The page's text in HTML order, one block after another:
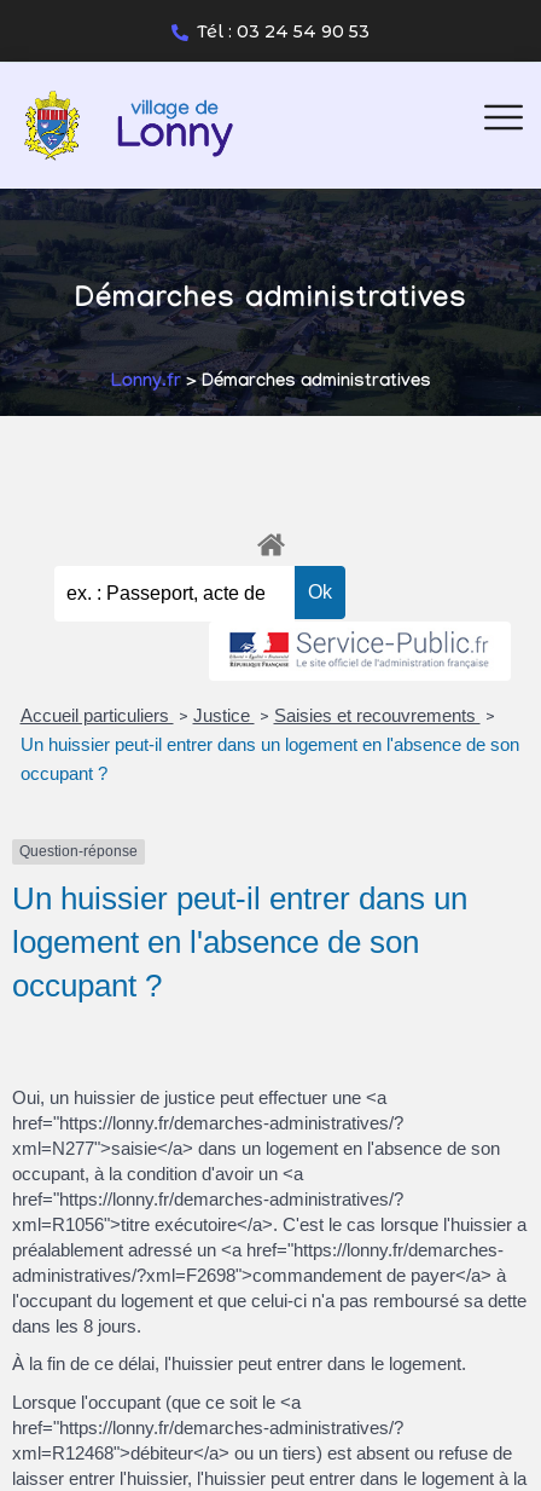
Tél : 03 24 54 90 53
Démarches administratives
Lonny.fr> Démarches administratives
Accueil particuliers > Justice > Saisies et recouvrements >
Un huissier peut-il entrer dans un logement en l'absence de son
occupant ?
Question-réponse
Un huissier peut-il entrer dans un
logement en l'absence de son
occupant ?
Oui, un huissier de justice peut effectuer une <a
href="https://lonny.fr/demarches-administratives/?
xml=N277">saisie</a> dans un logement en l'absence de son
occupant, à la condition d'avoir un <a
href="https://lonny.fr/demarches-administratives/?
xml=R1056">titre exécutoire</a>. C'est le cas lorsque l'huissier a
préalablement adressé un <a href="https://lonny.fr/demarches-
administratives/?xml=F2698">commandement de payer</a> à
l'occupant du logement et que celui-ci n'a pas remboursé sa dette
dans les 8 jours.
À la fin de ce délai, l'huissier peut entrer dans le logement.
Lorsque l'occupant (que ce soit le <a
href="https://lonny.fr/demarches-administratives/?
xml=R12468">débiteur</a> ou un tiers) est absent ou refuse de
laisser entrer l'huissier, l'huissier peut entrer dans le logement à la